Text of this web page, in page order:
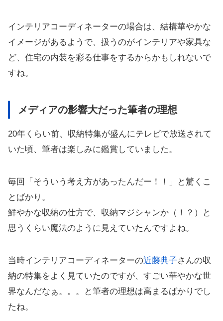
インテリアコーディネーターの場合は、結構華やかな
イメージがあるようで、扱うのがインテリアや家具な
ど、住宅の内装を彩る仕事をするからかもしれないで
すね。
メディアの影響大だった筆者の理想
20年くらい前、収納特集が盛んにテレビで放送されて
いた頃、筆者は楽しみに鑑賞していました。
毎回「そういう考え方があったんだー！！」と驚くこ
とばかり。
鮮やかな収納の仕方で、収納マジシャンか（！？）と
思うくらい魔法のように見えていたんですよね。
当時インテリアコーディネーターの近藤典子さんの収
納の特集をよく見ていたのですが、すごい華やかな世
界なんだなぁ。。。と筆者の理想は高まるばかりでし
たね。